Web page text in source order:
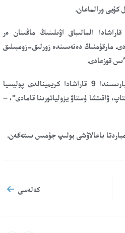
كۇيى ورالماعان.
الماتى وبلىسىنىڭ پوليسياسى 9 قاراشادا المالىباق اۋىلىنىڭ ماڭىنان ەر
مارقۇمنىڭ دەنەسىندە زورلىق-زومبىلىق
قوزعادى.
"جەدەل-ىزدەستىرۋ شارالارىنىڭ بارىسىندا 9 قاراشادا كريمينالدى پوليسيا
ۋاقىتشا ۇستاۋ يزولياتورىنا قامادى"، –
باعالاۋشى بولىپ جۇمىس ىستەگەن.
كەلەسى